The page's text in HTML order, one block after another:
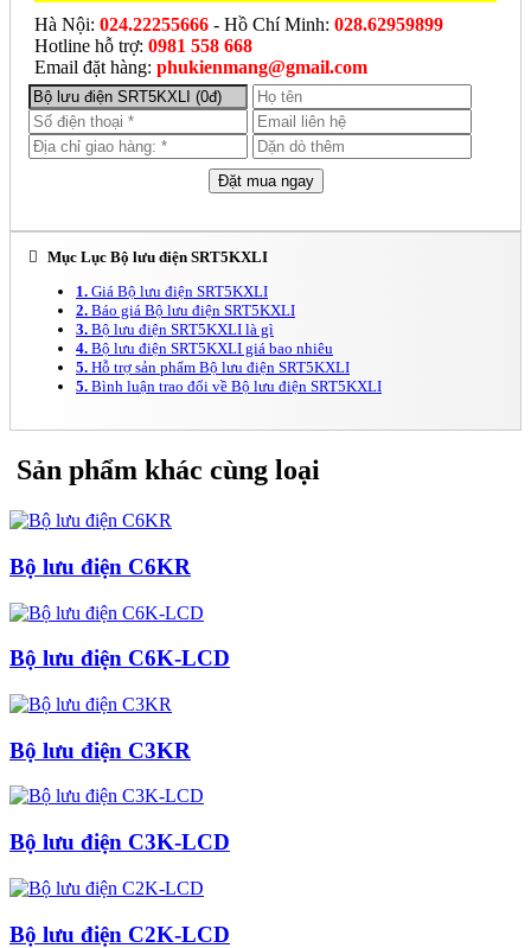
Hà Nội: 024.22255666 - Hồ Chí Minh: 028.62959899
Hotline hỗ trợ: 0981 558 668
Email đặt hàng: phukienmang@gmail.com
Mục Lục Bộ lưu điện SRT5KXLI
1. Giá Bộ lưu điện SRT5KXLI
2. Báo giá Bộ lưu điện SRT5KXLI
3. Bộ lưu điện SRT5KXLI là gì
4. Bộ lưu điện SRT5KXLI giá bao nhiêu
5. Hỗ trợ sản phẩm Bộ lưu điện SRT5KXLI
5. Bình luận trao đổi về Bộ lưu điện SRT5KXLI
Sản phẩm khác cùng loại
Bộ lưu điện C6KR
Bộ lưu điện C6K-LCD
Bộ lưu điện C3KR
Bộ lưu điện C3K-LCD
Bộ lưu điện C2K-LCD